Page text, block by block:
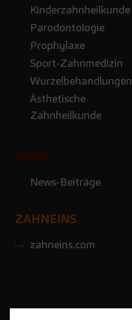
Kinderzahnheilkunde
Parodontologie
Prophylaxe
Sport-Zahnmedizin
Wurzelbehandlungen
Ästhetische
Zahnheilkunde
NEWS
News-Beiträge
ZAHNEINS
zahneins.com